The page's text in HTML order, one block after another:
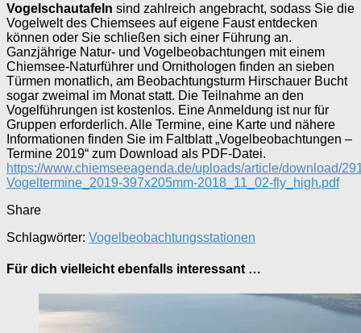
Vogelschautafeln sind zahlreich angebracht, sodass Sie die
Vogelwelt des Chiemsees auf eigene Faust entdecken
können oder Sie schließen sich einer Führung an.
Ganzjährige Natur- und Vogelbeobachtungen mit einem
Chiemsee-Naturführer und Ornithologen finden an sieben
Türmen monatlich, am Beobachtungsturm Hirschauer Bucht
sogar zweimal im Monat statt. Die Teilnahme an den
Vogelführungen ist kostenlos. Eine Anmeldung ist nur für
Gruppen erforderlich. Alle Termine, eine Karte und nähere
Informationen finden Sie im Faltblatt „Vogelbeobachtungen –
Termine 2019“ zum Download als PDF-Datei.
https://www.chiemseeagenda.de/uploads/article/download/
Vogeltermine_2019-397x205mm-2018_11_02-fly_high.pdf
Share
Schlagwörter: Vogelbeobachtungsstationen
Für dich vielleicht ebenfalls interessant …